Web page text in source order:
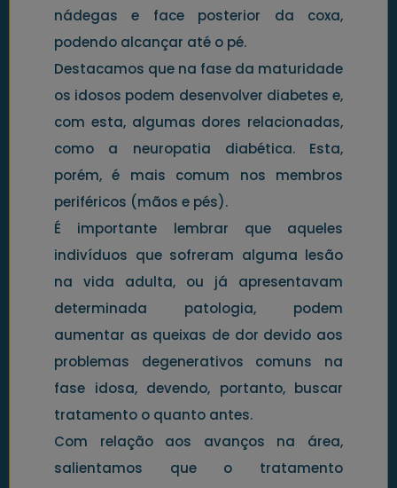
nádegas e face posterior da coxa,
podendo alcançar até o pé.
Destacamos que na fase da maturidade
os idosos podem desenvolver diabetes e,
com esta, algumas dores relacionadas,
como a neuropatia diabética. Esta,
porém, é mais comum nos membros
periféricos (mãos e pés).
É importante lembrar que aqueles
indivíduos que sofreram alguma lesão
na vida adulta, ou já apresentavam
determinada patologia, podem
aumentar as queixas de dor devido aos
problemas degenerativos comuns na
fase idosa, devendo, portanto, buscar
tratamento o quanto antes.
Com relação aos avanços na área,
salientamos que o tratamento